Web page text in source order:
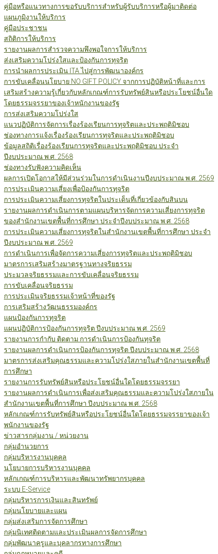
คู่มือหรือแนวทางการขอรับบริการสำหรับผู้รับบริการหรือผู้มาติดต่อ
แผนภูมิงานให้บริการ
คู่มือประชาชน
สถิติการให้บริการ
รายงานผลการสำรวจความพึงพอใจการให้บริการ
ส่งเสริมความโปร่งใสและป้องกันการทุจริต
การนำผลการประเมิน ITA ไปสู่การพัฒนาองค์กร
การขับเคลื่อนนโยบาย NO GIFT POLICY จากการปฏิบัติหน้าที่และการ
เสริมสร้างความรู้เกี่ยวกับหลักเกณฑ์การรับทรัพย์สินหรือประโยชน์อื่นใด
โดยธรรมจรรยาของเจ้าหนักงานของรัฐ
การส่งเสริมความโปร่งใส
แนวปฏิบัติการจัดการเรื่องร้องเรียนการทุจริตและประพฤติมิชอบ
ช่องทางการแจ้งเรื่องร้องเรียนการทุจริตและประพฤติมิชอบ
ข้อมูลสถิติเรื่องร้องเรียนการทุจริตและประพฤติมิชอบ ประจำ
ปีงบประมาณ พ.ศ. 2568
ช่องทางรับฟังความคิดเห็น
ผลการเปิดโอกาสให้มีส่วนร่วมในการดำเนินงานปีงบประมาณ พ.ศ. 2569
การประเมินความเสี่ยงเพื่อป้องกันการทุจริต
การประเมินความเสี่ยงการทุจริตในประเด็นที่เกี่ยวข้องกับสินบน
รายงานผลการดำเนินการตามแผนบริหารจัดการความเสี่ยงการทุจริต
ของสำนักงานเขตพื้นที่การศึกษา ประจำปีงบประมาณ พ.ศ. 2568
การประเมินความเสี่ยงการทุจริตในสำนักงานเขตพื้นที่การศึกษา ประจำ
ปีงบประมาณ พ.ศ. 2569
การดำเนินการเพื่อจัดการความเสี่ยงการทุจริตและประพฤติมิชอบ
มาตรการเสริมสร้างมาตรฐานทางจริยธรรม
ประมวลจริยธรรมและการขับเคลื่อนจริยธรรม
การขับเคลื่อนจริยธรรม
การประเมินจริยธรรมเจ้าหน้าที่ของรัฐ
การเสริมสร้างวัฒนธรรมองค์กร
แผนป้องกันการทุจริต
แผนปฏิบัติการป้องกันการทุจริต ปีงบประมาณ พ.ศ. 2569
รายงานการกำกับ ติดตาม การดำเนินการป้องกันทุจริต
รายงานผลการดำเนินการป้องกันการทุจริต ปีงบประมาณ พ.ศ. 2568
มาตรการส่งเสริมคุณธรรมและความโปร่งใสภายในสำนักงานเขตพื้นที่
การศึกษา
รายงานการรับทรัพย์สินหรือประโยชน์อื่นใดโดยธรรมจรรยา
รายงานผลการดำเนินการเพื่อส่งเสริมคุณธรรมและความโปร่งใสภายใน
สำนักงานเขตพื้นที่การศึกษา ปีงบประมาณ พ.ศ. 2568
หลักเกณฑ์การรับทรัพย์สินหรือประโยชน์อื่นใดโดยธรรมจรรยาของเจ้า
พนักงานของรัฐ
ข่าวสารกลุ่มงาน / หน่วยงาน
กลุ่มอำนวยการ
กลุ่มบริหารงานบุคคล
นโยบายการบริหารงานบุคคล
หลักเกณฑ์การบริหารและพัฒนาทรัพยากรบุคคล
ระบบ E-Service
กลุ่มบริหารการเงินและสินทรัพย์
กลุ่มนโยบายและแผน
กลุ่มส่งเสริมการจัดการศึกษา
กลุ่มนิเทศติดตามและประเมินผลการจัดการศึกษา
กลุ่มพัฒนาครูและบุคลากรทางการศึกษา